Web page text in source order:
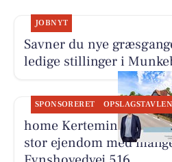
JOBNYT
Savner du nye
ledige stillinger i
SPONSORERET OPSLAGSTAVLEN
home Kerteminde-
stor ejendom med